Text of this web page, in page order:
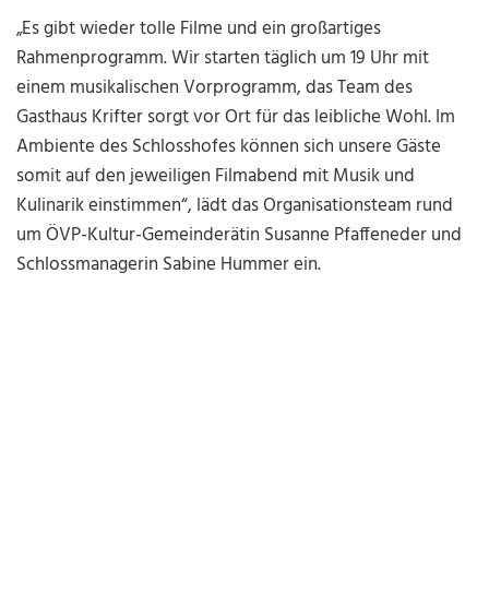
„Es gibt wieder tolle Filme und ein großartiges
Rahmenprogramm. Wir starten täglich um 19 Uhr mit
einem musikalischen Vorprogramm, das Team des
Gasthaus Krifter sorgt vor Ort für das leibliche Wohl. Im
Ambiente des Schlosshofes können sich unsere Gäste
somit auf den jeweiligen Filmabend mit Musik und
Kulinarik einstimmen“, lädt das Organisationsteam rund
um ÖVP-Kultur-Gemeinderätin Susanne Pfaffeneder und
Schlossmanagerin Sabine Hummer ein.